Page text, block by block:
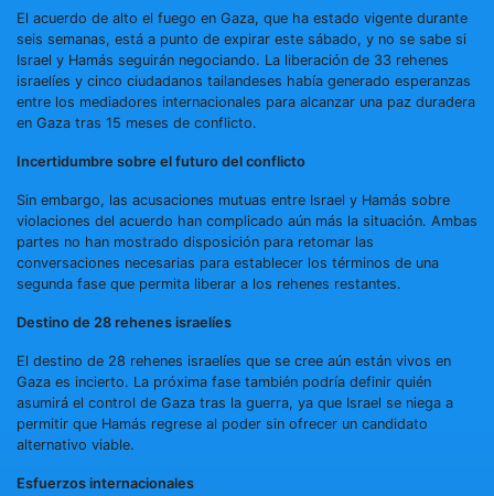
El acuerdo de alto el fuego en Gaza, que ha estado vigente durante
seis semanas, está a punto de expirar este sábado, y no se sabe si
Israel y Hamás seguirán negociando. La liberación de 33 rehenes
israelíes y cinco ciudadanos tailandeses había generado esperanzas
entre los mediadores internacionales para alcanzar una paz duradera
en Gaza tras 15 meses de conflicto.
Incertidumbre sobre el futuro del conflicto
Sin embargo, las acusaciones mutuas entre Israel y Hamás sobre
violaciones del acuerdo han complicado aún más la situación. Ambas
partes no han mostrado disposición para retomar las
conversaciones necesarias para establecer los términos de una
segunda fase que permita liberar a los rehenes restantes.
Destino de 28 rehenes israelíes
El destino de 28 rehenes israelíes que se cree aún están vivos en
Gaza es incierto. La próxima fase también podría definir quién
asumirá el control de Gaza tras la guerra, ya que Israel se niega a
permitir que Hamás regrese al poder sin ofrecer un candidato
alternativo viable.
Esfuerzos internacionales